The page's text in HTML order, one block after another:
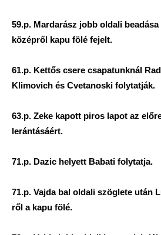
59.p. Mardarász jobb oldali
középről kapu fölé fejelt.
61.p. Kettős csere csapatunknál
Klimovich és Cvetanoski folytatják.
63.p. Zeke kapott piros lapot az
lerántásáért.
71.p. Dazic helyett Babati folytatja.
71.p. Vajda bal oldali szöglete után
ről a kapu fölé.